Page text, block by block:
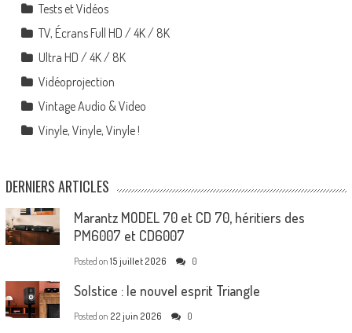
Tests et Vidéos
TV, Écrans Full HD / 4K / 8K
Ultra HD / 4K / 8K
Vidéoprojection
Vintage Audio & Video
Vinyle, Vinyle, Vinyle !
DERNIERS ARTICLES
Marantz MODEL 70 et CD 70, héritiers des
PM6007 et CD6007
Posted on 15 juillet 2026 0
Solstice : le nouvel esprit Triangle
Posted on 22 juin 2026 0